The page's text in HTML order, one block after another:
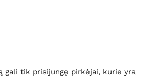
gali tik prisijungę pirkėjai, kurie yra